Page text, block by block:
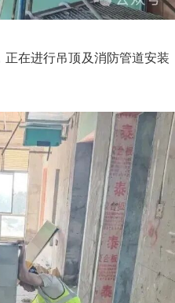
在进行吊顶及消防管道安